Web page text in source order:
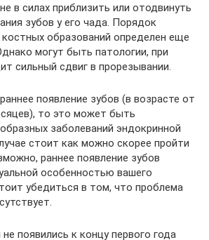
в силах приблизить или отодвинуть
зубов у его чада. Порядок
образований определен еще
могут быть патологии, при
сильный сдвиг в прорезывании.
появление зубов (в возрасте от
то это может быть
заболеваний эндокринной
стоит как можно скорее пройти
раннее появление зубов
особенностью вашего
убедиться в том, что проблема
не появились к концу первого года